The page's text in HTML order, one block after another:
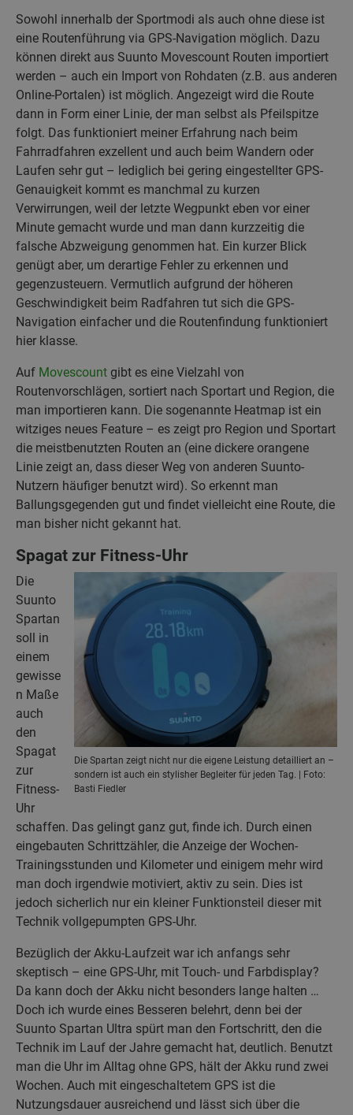
Sowohl innerhalb der Sportmodi als auch ohne diese ist
eine Routenführung via GPS-Navigation möglich. Dazu
können direkt aus Suunto Movescount Routen importiert
werden – auch ein Import von Rohdaten (z.B. aus anderen
Online-Portalen) ist möglich. Angezeigt wird die Route
dann in Form einer Linie, der man selbst als Pfeilspitze
folgt. Das funktioniert meiner Erfahrung nach beim
Fahrradfahren exzellent und auch beim Wandern oder
Laufen sehr gut – lediglich bei gering eingestellter GPS-
Genauigkeit kommt es manchmal zu kurzen
Verwirrungen, weil der letzte Wegpunkt eben vor einer
Minute gemacht wurde und man dann kurzzeitig die
falsche Abzweigung genommen hat. Ein kurzer Blick
genügt aber, um derartige Fehler zu erkennen und
gegenzusteuern. Vermutlich aufgrund der höheren
Geschwindigkeit beim Radfahren tut sich die GPS-
Navigation einfacher und die Routenfindung funktioniert
hier klasse.
Auf Movescount gibt es eine Vielzahl von
Routenvorschlägen, sortiert nach Sportart und Region, die
man importieren kann. Die sogenannte Heatmap ist ein
witziges neues Feature – es zeigt pro Region und Sportart
die meistbenutzten Routen an (eine dickere orangene
Linie zeigt an, dass dieser Weg von anderen Suunto-
Nutzern häufiger benutzt wird). So erkennt man
Ballungsgegenden gut und findet vielleicht eine Route, die
man bisher nicht gekannt hat.
Spagat zur Fitness-Uhr
Die Spartan zeigt nicht nur die eigene Leistung detailliert an –
sondern ist auch ein stylisher Begleiter für jeden Tag. | Foto:
Basti Fiedler
Die
Suunto
Spartan
soll in
einem
gewisse
n Maße
auch
den
Spagat
zur
Fitness-
Uhr
schaffen. Das gelingt ganz gut, finde ich. Durch einen
eingebauten Schrittzähler, die Anzeige der Wochen-
Trainingsstunden und Kilometer und einigem mehr wird
man doch irgendwie motiviert, aktiv zu sein. Dies ist
jedoch sicherlich nur ein kleiner Funktionsteil dieser mit
Technik vollgepumpten GPS-Uhr.
Bezüglich der Akku-Laufzeit war ich anfangs sehr
skeptisch – eine GPS-Uhr, mit Touch- und Farbdisplay?
Da kann doch der Akku nicht besonders lange halten …
Doch ich wurde eines Besseren belehrt, denn bei der
Suunto Spartan Ultra spürt man den Fortschritt, den die
Technik im Lauf der Jahre gemacht hat, deutlich. Benutzt
man die Uhr im Alltag ohne GPS, hält der Akku rund zwei
Wochen. Auch mit eingeschaltetem GPS ist die
Nutzungsdauer ausreichend und lässt sich über die